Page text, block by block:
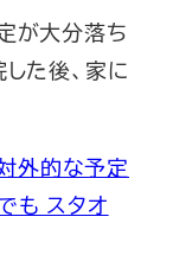
が大分落ち
た後、家に
外的な予定
も スタオ